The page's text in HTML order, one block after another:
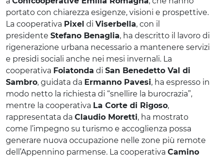
portato con chiarezza esigenze, visioni e prospettive.
La cooperativa Pixel di Viserbella, con il
presidente Stefano Benaglia, ha descritto il lavoro di
rigenerazione urbana necessario a mantenere servizi
e presidi sociali anche nei mesi invernali. La
cooperativa Foiatonda di San Benedetto Val di
Sambro, guidata da Ermanno Pavesi, ha espresso in
modo netto la richiesta di “snellire la burocrazia”,
mentre la cooperativa La Corte di Rigoso,
rappresentata da Claudio Moretti, ha mostrato
come l’impegno su turismo e accoglienza possa
generare nuova occupazione nelle zone più remote
dell’Appennino parmense. La cooperativa Camino